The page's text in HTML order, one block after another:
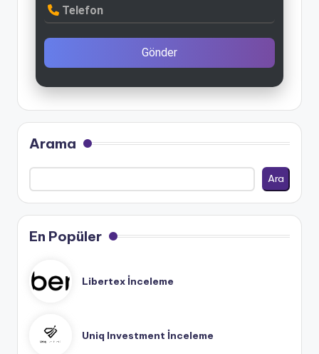
Telefon
Gönder
Arama
Ara
En Popüler
Libertex İnceleme
Uniq Investment İnceleme